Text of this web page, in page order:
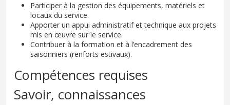
Participer à la gestion des équipements, matériels et
locaux du service.
Apporter un appui administratif et technique aux projets
mis en œuvre sur le service.
Contribuer à la formation et à l’encadrement des
saisonniers (renforts estivaux).
Compétences requises
Savoir, connaissances